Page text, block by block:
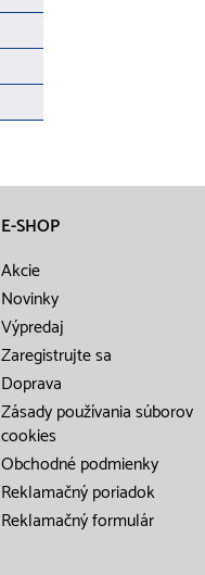
E-SHOP
Akcie
Novinky
Výpredaj
Zaregistrujte sa
Doprava
Zásady používania súborov
cookies
Obchodné podmienky
Reklamačný poriadok
Reklamačný formulár